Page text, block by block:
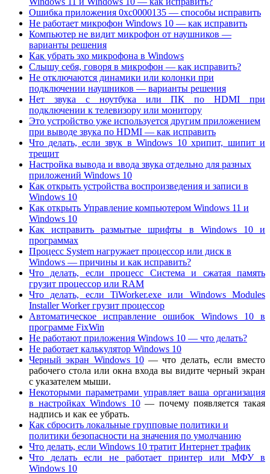
Ошибка приложения 0xc0000135 — способы исправить
Не работает микрофон Windows 10 — как исправить
Компьютер не видит микрофон от наушников —
варианты решения
Как убрать эхо микрофона в Windows
Слышу себя, говоря в микрофон — как исправить?
Не отключаются динамики или колонки при
подключении наушников — варианты решения
Нет звука с ноутбука или ПК по HDMI при
подключении к телевизору или монитору
Это устройство уже используется другим приложением
при выводе звука по HDMI — как исправить
Что делать, если звук в Windows 10 хрипит, шипит и
трещит
Настройка вывода и ввода звука отдельно для разных
приложений Windows 10
Как открыть устройства воспроизведения и записи в
Windows 10
Как открыть Управление компьютером Windows 11 и
Windows 10
Как исправить размытые шрифты в Windows 10 и
программах
Процесс System нагружает процессор или диск в
Windows — причины и как исправить?
Что делать, если процесс Система и сжатая память
грузит процессор или RAM
Что делать, если TiWorker.exe или Windows Modules
Installer Worker грузит процессор
Автоматическое исправление ошибок Windows 10 в
программе FixWin
Не работают приложения Windows 10 — что делать?
Не работает калькулятор Windows 10
Черный экран Windows 10— что делать, если вместо
рабочего стола или окна входа вы видите черный экран
с указателем мыши.
Некоторыми параметрами управляет ваша организация
в настройках Windows 10— почему появляется такая
надпись и как ее убрать.
Как сбросить локальные групповые политики и
политики безопасности на значения по умолчанию
Что делать, если Windows 10 тратит Интернет трафик
Что делать если не работает принтер или МФУ в
Windows 10